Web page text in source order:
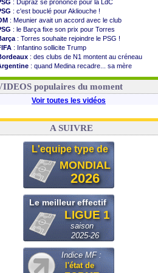
: Dupraz se prononce pour la LdC
: c'est bouclé pour Akliouche !
: Meunier avait un accord avec le club
: le Barça fixe son prix pour Torres
: Torres souhaite rejoindre le PSG !
: Infantino sollicite Trump
: des clubs de N1 montent au créneau
: quand Medina recadre... sa mère
: Paixão attire un 2e club anglais
populaires du moment
Voir toutes les vidéos
A SUIVRE
L'equipe type de
MONDIAL
2026
Le meilleur effectif
LIGUE 1
saison
2025-26
Indice MF :
l'état de